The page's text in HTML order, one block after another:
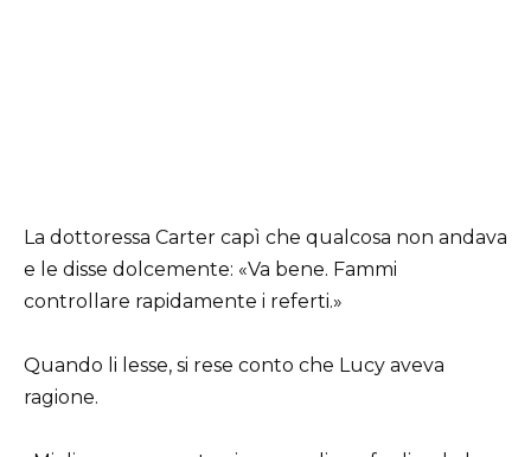
La dottoressa Carter capì che qualcosa non andava
e le disse dolcemente: «Va bene. Fammi
controllare rapidamente i referti.»
Quando li lesse, si rese conto che Lucy aveva
ragione.